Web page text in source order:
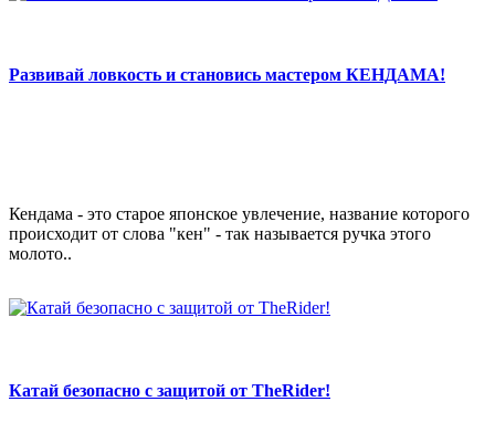
Развивай ловкость и становись мастером КЕНДАМА!
Кендама - это старое японское увлечение, название которого
происходит от слова "кен" - так называется ручка этого
молото..
Катай безопасно с защитой от TheRider!